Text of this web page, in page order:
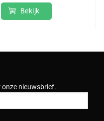
Bekijk
onze nieuwsbrief.